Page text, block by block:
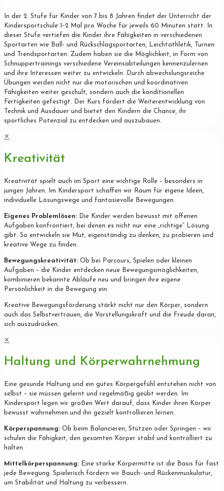
In der 2. Stufe für Kinder von 7 bis 8 Jahren findet der Unterricht der
Kindersportschule 1–2 Mal pro Woche für jeweils 60 Minuten statt. In
dieser Stufe vertiefen die Kinder ihre Fähigkeiten in verschiedenen
Sportarten wie Ball- und Rückschlagsportarten, Leichtathletik, Turnen
und Trendsportarten. Zudem haben sie die Möglichkeit, in Form von
Schnuppertrainings verschiedene Vereinsabteilungen kennenzulernen
und ihre Interessen weiter zu entwickeln. Durch abwechslungsreiche
Übungen werden nicht nur die motorischen und koordinativen
Fähigkeiten weiter geschult, sondern auch die konditionellen
Fertigkeiten gefestigt. Der Kurs fördert die Weiterentwicklung von
Technik und Ausdauer und bietet den Kindern die Chance, ihr
sportliches Potenzial zu entdecken und auszubauen.
✕
Kreativität
Kreativität spielt auch im Sport eine wichtige Rolle – besonders in
jungen Jahren. Im Kindersport schaffen wir Raum für eigene Ideen,
individuelle Lösungswege und fantasievolle Bewegungen.
Eigenes Problemlösen: Die Kinder werden bewusst mit offenen
Aufgaben konfrontiert, bei denen es nicht nur eine „richtige“ Lösung
gibt. So entwickeln sie Mut, eigenständig zu denken, zu probieren und
kreative Wege zu finden.
Bewegungskreativität: Ob bei Parcours, Spielen oder kleinen
Aufgaben – die Kinder entdecken neue Bewegungsmöglichkeiten,
kombinieren bekannte Abläufe neu und bringen ihre eigene
Persönlichkeit in die Bewegung ein.
Kreative Bewegungsförderung stärkt nicht nur den Körper, sondern
auch das Selbstvertrauen, die Vorstellungskraft und die Freude daran,
sich auszudrücken.
✕
Haltung und Körperwahrnehmung
Eine gesunde Haltung und ein gutes Körpergefühl entstehen nicht von
selbst – sie müssen gelernt und regelmäßig geübt werden. Im
Kindersport legen wir großen Wert darauf, dass Kinder ihren Körper
bewusst wahrnehmen und ihn gezielt kontrollieren lernen.
Körperspannung: Ob beim Balancieren, Stützen oder Springen – wir
schulen die Fähigkeit, den gesamten Körper stabil und kontrolliert zu
halten.
Mittelkörperspannung: Eine starke Körpermitte ist die Basis für fast
jede Bewegung. Spielerisch fördern wir Bauch- und Rückenmuskulatur,
um Stabilität und Haltung zu verbessern.